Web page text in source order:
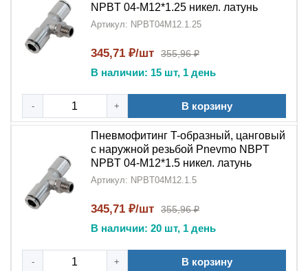
система
позволяет быстро устанавливать трубки
без дополнительных инструментов
Универсальность:T-образная
конструкция
подходит для различных
Прочность
: Выдерживает высокое рабочее
давление в системах
Области применения:
Пневмофитинг T-образный тройник цанговый с
наружной резьбой NPT NPBT
В промышленныхпневматических системах
автоматизированных линиях
В компрессорном оборудовании
NPBT 04-M12*1.25 никел. латунь
Артикул: NPBT04M12.1.25
345,71 ₽/шт 355,96 ₽
В наличии: 15 шт, 1 день
- + В корзину
Пневмофитинг T-образный, цанговый
с наружной резьбой Pnevmo NBPT
NPBT 04-M12*1.5 никел. латунь
Артикул: NPBT04M12.1.5
345,71 ₽/шт 355,96 ₽
В наличии: 20 шт, 1 день
- + В корзину